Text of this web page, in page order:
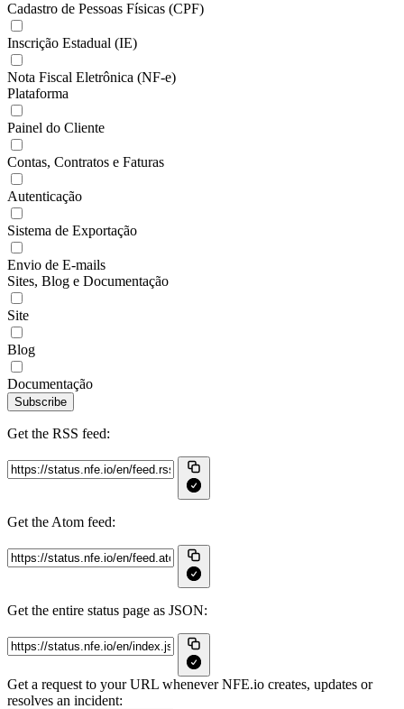
Cadastro de Pessoas Físicas (CPF)
Inscrição Estadual (IE)
Nota Fiscal Eletrônica (NF-e)
Plataforma
Painel do Cliente
Contas, Contratos e Faturas
Autenticação
Sistema de Exportação
Envio de E-mails
Sites, Blog e Documentação
Site
Blog
Documentação
Subscribe
Get the RSS feed:
Get the Atom feed:
Get the entire status page as JSON:
Get a request to your URL whenever NFE.io creates, updates or
resolves an incident: